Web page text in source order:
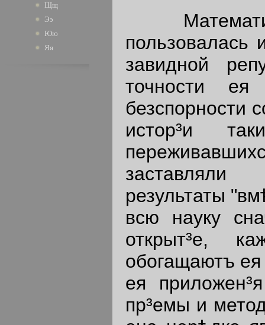
Щщ
Ээ
Юю
Яя
пользовалась
завидной
точности
безспорности
истор³и
результаты
всю науку
открыт³е,
обогащаютъ
ея
пр³емы и